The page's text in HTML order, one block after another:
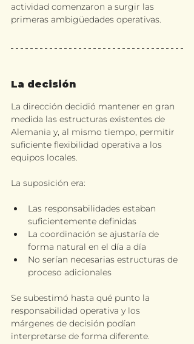
actividad comenzaron a surgir las
primeras ambigüedades operativas.
La decisión
La dirección decidió mantener en gran
medida las estructuras existentes de
Alemania y, al mismo tiempo, permitir
suficiente flexibilidad operativa a los
equipos locales.
La suposición era:
Las responsabilidades estaban
suficientemente definidas
La coordinación se ajustaría de
forma natural en el día a día
No serían necesarias estructuras de
proceso adicionales
Se subestimó hasta qué punto la
responsabilidad operativa y los
márgenes de decisión podían
interpretarse de forma diferente.